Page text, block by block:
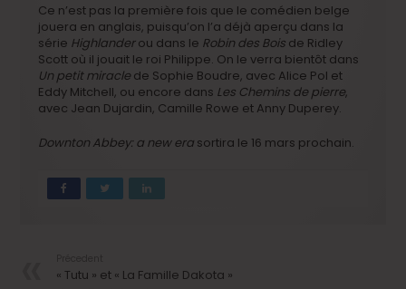
Ce n’est pas la première fois que le comédien belge
jouera en anglais, puisqu’on l’a déjà aperçu dans la
série Highlanderou dans le Robin des Bois de Ridley
Scott où il jouait le roi Philippe. On le verra bientôt dans
Un petit miracle de Sophie Boudre, avec Alice Pol et
Eddy Mitchell, ou encore dans Les Chemins de pierre,
avec Jean Dujardin, Camille Rowe et Anny Duperey.
Downton Abbey: a new era sortira le 16 mars prochain.
« Tutu » et « La Famille Dakota »